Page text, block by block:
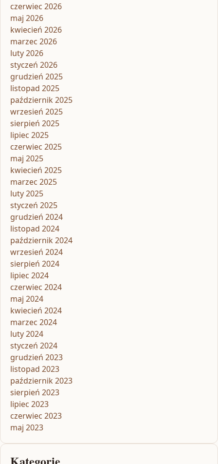
czerwiec 2026
maj 2026
kwiecień 2026
marzec 2026
luty 2026
styczeń 2026
grudzień 2025
listopad 2025
październik 2025
wrzesień 2025
sierpień 2025
lipiec 2025
czerwiec 2025
maj 2025
kwiecień 2025
marzec 2025
luty 2025
styczeń 2025
grudzień 2024
listopad 2024
październik 2024
wrzesień 2024
sierpień 2024
lipiec 2024
czerwiec 2024
maj 2024
kwiecień 2024
marzec 2024
luty 2024
styczeń 2024
grudzień 2023
listopad 2023
październik 2023
sierpień 2023
lipiec 2023
czerwiec 2023
maj 2023